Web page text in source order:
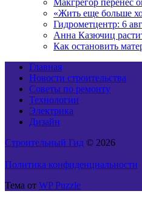
«Жить еще больше
Гидрометцентр: 6
Анна Казючиц
Как остановить
Главная
Новости строительства
Советы по ремонту
Технологии
Электрика
Дизайн
Строительный Гид © 2026
Политика конфиденциальности
Тема от WP Puzzle